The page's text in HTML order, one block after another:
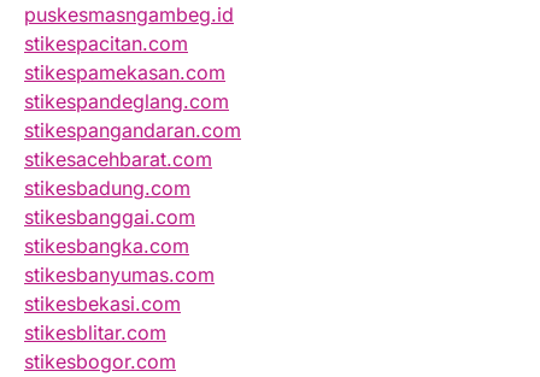
puskesmasngambeg.id
stikespacitan.com
stikespamekasan.com
stikespandeglang.com
stikespangandaran.com
stikesacehbarat.com
stikesbadung.com
stikesbanggai.com
stikesbangka.com
stikesbanyumas.com
stikesbekasi.com
stikesblitar.com
stikesbogor.com